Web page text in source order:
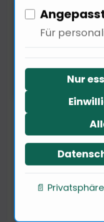
Die Frage, wie
Kreativität
entscheidend.
könnte neue
interessieren
Für
Nur
📄